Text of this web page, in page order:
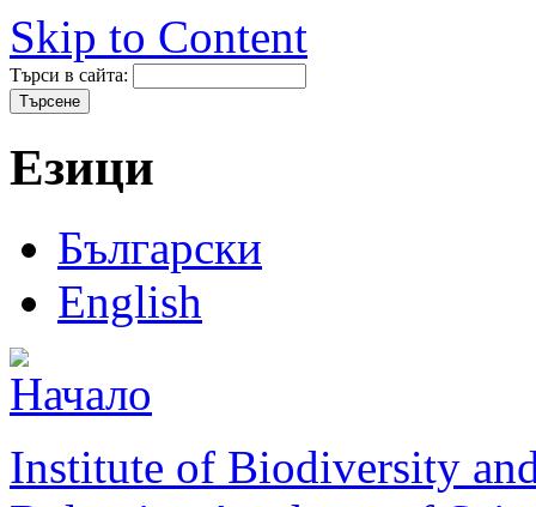
Skip to Content
Търси в сайта:
Езици
Български
English
Institute of Biodiversity